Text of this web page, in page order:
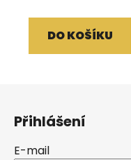
DO KOŠÍKU
Přihlášení
E-mail